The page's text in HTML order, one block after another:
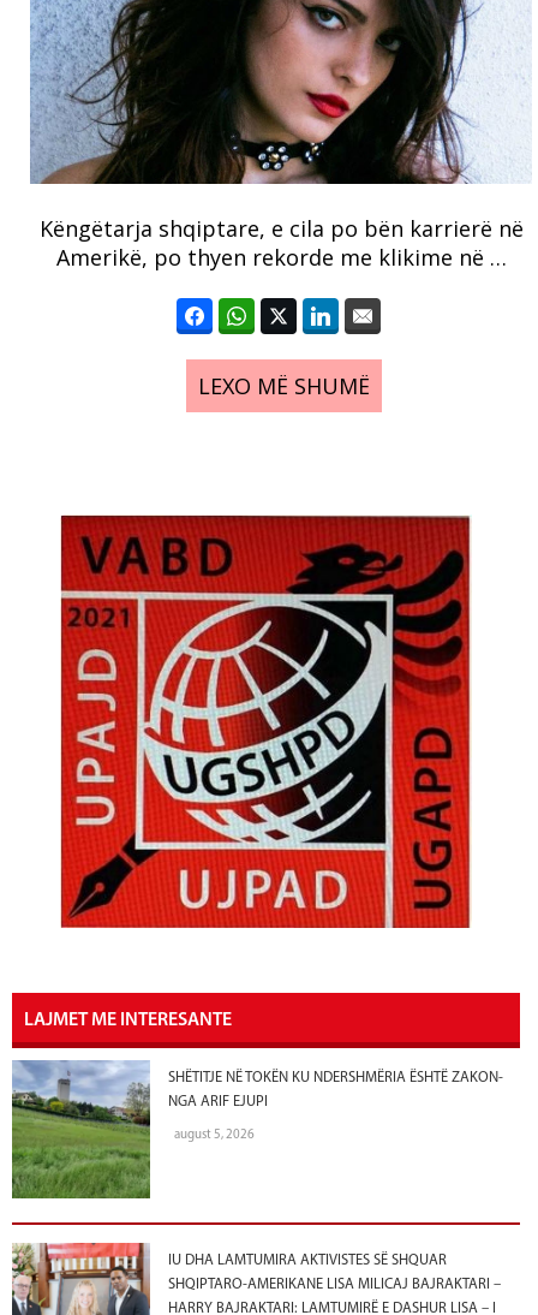
Këngëtarja shqiptare, e cila po bën karrierë në
Amerikë, po thyen rekorde me klikime në …
LEXO MË SHUMË
LAJMET ME INTERESANTE
SHËTITJE NË TOKËN KU NDERSHMËRIA ËSHTË ZAKON-
NGA ARIF EJUPI
august 5, 2026
IU DHA LAMTUMIRA AKTIVISTES SË SHQUAR
SHQIPTARO-AMERIKANE LISA MILICAJ BAJRAKTARI –
HARRY BAJRAKTARI: LAMTUMIRË E DASHUR LISA – I